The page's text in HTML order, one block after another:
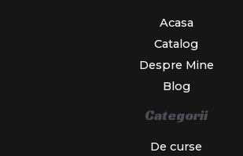
Acasa
Catalog
Despre Mine
Blog
Categorii
De curse